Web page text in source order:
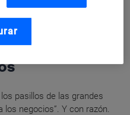
evitar
pasillos de las grandes
los negocios”. Y con razón.